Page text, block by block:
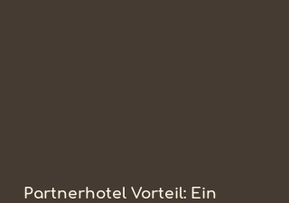
Partnerhotel Vorteil: Ein